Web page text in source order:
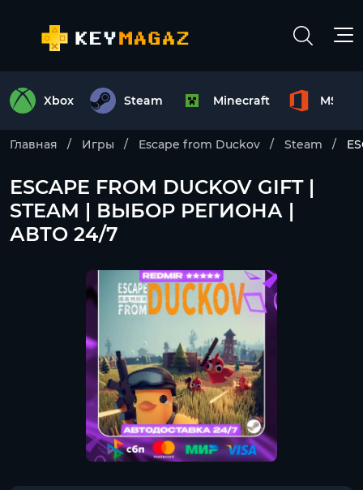
Xbox Steam Minecraft MS
Главная Игры Escape from Duckov Steam
ESCAPE FROM DUCKOV GIFT |
STEAM | ВЫБОР РЕГИОНА |
АВТО 24/7